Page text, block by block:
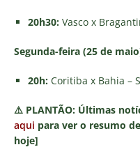
20h30: Vasco x
Segunda-feira (25 de
20h: Coritiba x Bahia –
⚠️ PLANTÃO: Últimas
aqui para ver o resumo
hoje]